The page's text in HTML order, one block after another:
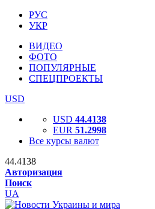
РУС
УКР
ВИДЕО
ФОТО
ПОПУЛЯРНЫЕ
СПЕЦПРОЕКТЫ
USD
USD 44.4138
EUR 51.2998
Все курсы валют
44.4138
Авторизация
Поиск
UA